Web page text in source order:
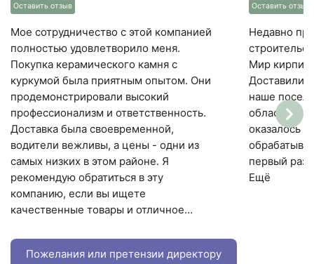
Оставить отзыв
Мое сотрудничество с этой компанией
полностью удовлетворило меня.
Покупка керамического камня с
куркумой была приятным опытом. Они
продемонстрировали высокий
профессионализм и ответственность.
Доставка была своевременной,
водители вежливы, а цены - одни из
самых низких в этом районе. Я
рекомендую обратиться в эту
компанию, если вы ищете
качественные товары и отличное
Оставить отзыв
Недавно
Мир
Доставили
наше
область.
оказалось
первый раз
Ещё
Пожелания или претензии директору